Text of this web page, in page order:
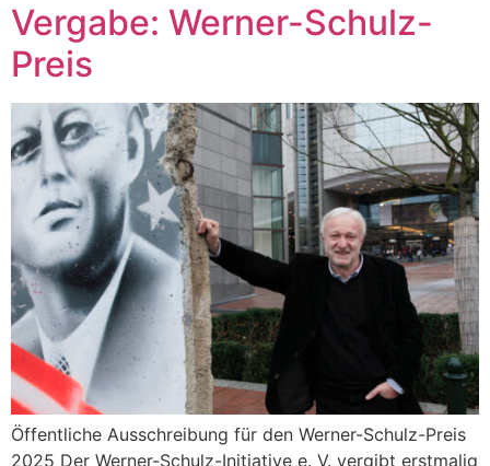
Vergabe: Werner-Schulz-
Preis
Öffentliche Ausschreibung für den Werner-Schulz-Preis
2025 Der Werner-Schulz-Initiative e. V. vergibt erstmalig